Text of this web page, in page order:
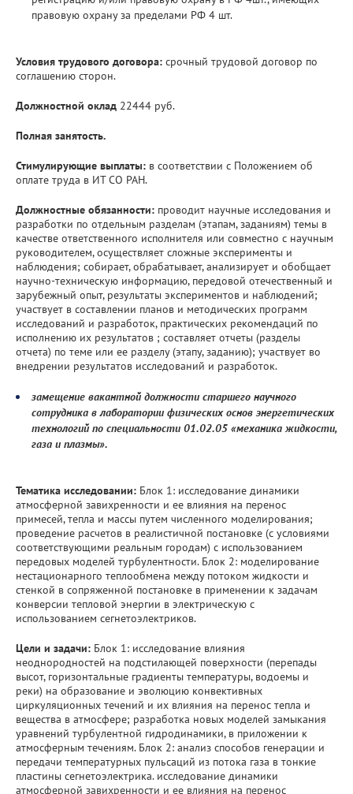
правовую охрану за пределами РФ 4 шт.
Условия трудового договора: срочный трудовой договор по
соглашению сторон.
Должностной оклад 22444 руб.
Полная занятость.
Стимулирующие выплаты: в соответствии с Положением об
оплате труда в ИТ СО РАН.
Должностные обязанности: проводит научные исследования и
разработки по отдельным разделам (этапам, заданиям) темы в
качестве ответственного исполнителя или совместно с научным
руководителем, осуществляет сложные эксперименты и
наблюдения; собирает, обрабатывает, анализирует и обобщает
научно-техническую информацию, передовой отечественный и
зарубежный опыт, результаты экспериментов и наблюдений;
участвует в составлении планов и методических программ
исследований и разработок, практических рекомендаций по
исполнению их результатов ; составляет отчеты (разделы
отчета) по теме или ее разделу (этапу, заданию); участвует во
внедрении результатов исследований и разработок.
замещение вакантной должности старшего научного
сотрудника в лаборатории физических основ энергетических
технологий по специальности 01.02.05 «механика жидкости,
газа и плазмы».
Тематика исследовании: Блок 1: исследование динамики
атмосферной завихренности и ее влияния на перенос
примесей, тепла и массы путем численного моделирования;
проведение расчетов в реалистичной постановке (с условиями
соответствующими реальным городам) с использованием
передовых моделей турбулентности. Блок 2: моделирование
нестационарного теплообмена между потоком жидкости и
стенкой в сопряженной постановке в применении к задачам
конверсии тепловой энергии в электрическую с
использованием сегнетоэлектриков.
Цели и задачи: Блок 1: исследование влияния
неоднородностей на подстилающей поверхности (перепады
высот, горизонтальные градиенты температуры, водоемы и
реки) на образование и эволюцию конвективных
циркуляционных течений и их влияния на перенос тепла и
вещества в атмосфере; разработка новых моделей замыкания
уравнений турбулентной гидродинамики, в приложении к
атмосферным течениям. Блок 2: анализ способов генерации и
передачи температурных пульсаций из потока газа в тонкие
пластины сегнетоэлектрика. исследование динамики
атмосферной завихренности и ее влияния на перенос